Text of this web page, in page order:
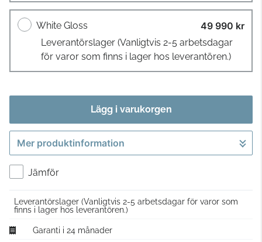
White Gloss 49 990 kr
Leverantörslager (Vanligtvis 2-5 arbetsdagar
för varor som finns i lager hos leverantören.)
Lägg i varukorgen
Gå till kassan
Mer produktinformation
Jämför
Leverantörslager (Vanligtvis 2-5 arbetsdagar för varor som
finns i lager hos leverantören.)
Garanti i 24 månader